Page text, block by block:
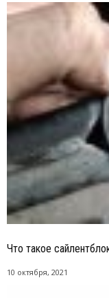
Что такое
10 октября, 2021